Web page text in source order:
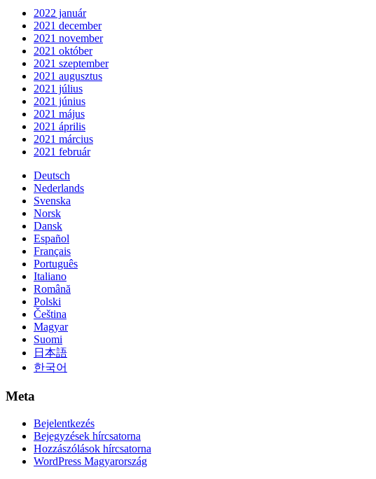
2022 január
2021 december
2021 november
2021 október
2021 szeptember
2021 augusztus
2021 július
2021 június
2021 május
2021 április
2021 március
2021 február
Deutsch
Nederlands
Svenska
Norsk
Dansk
Español
Français
Português
Italiano
Română
Polski
Čeština
Magyar
Suomi
日本語
한국어
Meta
Bejelentkezés
Bejegyzések hírcsatorna
Hozzászólások hírcsatorna
WordPress Magyarország